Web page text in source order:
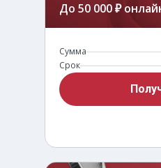
До 50 000 ₽
Сумма
Срок